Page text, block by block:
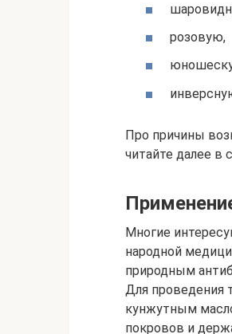
розовую,
Про причины
читайте далее в
Многие
народной
природным
Для проведения
кунжутным
покровов и